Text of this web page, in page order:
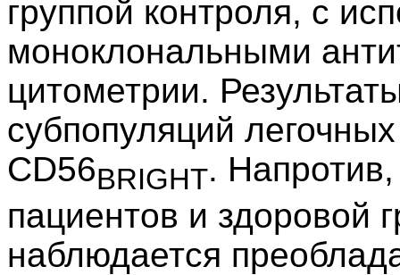
группой контроля, с
моноклональными
цитометрии.
субпопуляций
CD56BRIGHT.
пациентов и здоровой
наблюдается